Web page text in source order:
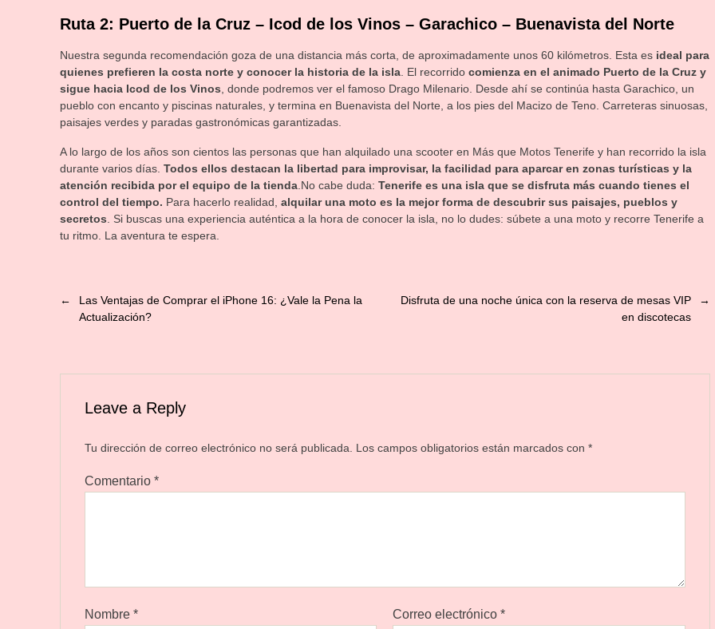
Ruta 2: Puerto de la Cruz – Icod de los Vinos – Garachico – Buenavista del Norte
Nuestra segunda recomendación goza de una distancia más corta, de aproximadamente unos 60 kilómetros. Esta es ideal para
quienes prefieren la costa norte y conocer la historia de la isla . El recorrido comienza en el animado Puerto de la Cruz y
sigue hacia Icod de los Vinos , donde podremos ver el famoso Drago Milenario. Desde ahí se continúa hasta Garachico, un
pueblo con encanto y piscinas naturales, y termina en Buenavista del Norte, a los pies del Macizo de Teno. Carreteras sinuosas,
paisajes verdes y paradas gastronómicas garantizadas.
A lo largo de los años son cientos las personas que han alquilado una scooter en Más que Motos Tenerife y han recorrido la isla
durante varios días. Todos ellos destacan la libertad para improvisar, la facilidad para aparcar en zonas turísticas y la
atención recibida por el equipo de la tienda .No cabe duda: Tenerife es una isla que se disfruta más cuando tienes el
control del tiempo. Para hacerlo realidad, alquilar una moto es la mejor forma de descubrir sus paisajes, pueblos y
secretos . Si buscas una experiencia auténtica a la hora de conocer la isla, no lo dudes: súbete a una moto y recorre Tenerife a
tu ritmo. La aventura te espera.
←
Las Ventajas de Comprar el iPhone 16: ¿Vale la Pena la
Actualización?
→
Disfruta de una noche única con la reserva de mesas VIP
en discotecas
Leave a Reply
Tu dirección de correo electrónico no será publicada. Los campos obligatorios están marcados con *
Comentario *
Nombre * Correo electrónico*